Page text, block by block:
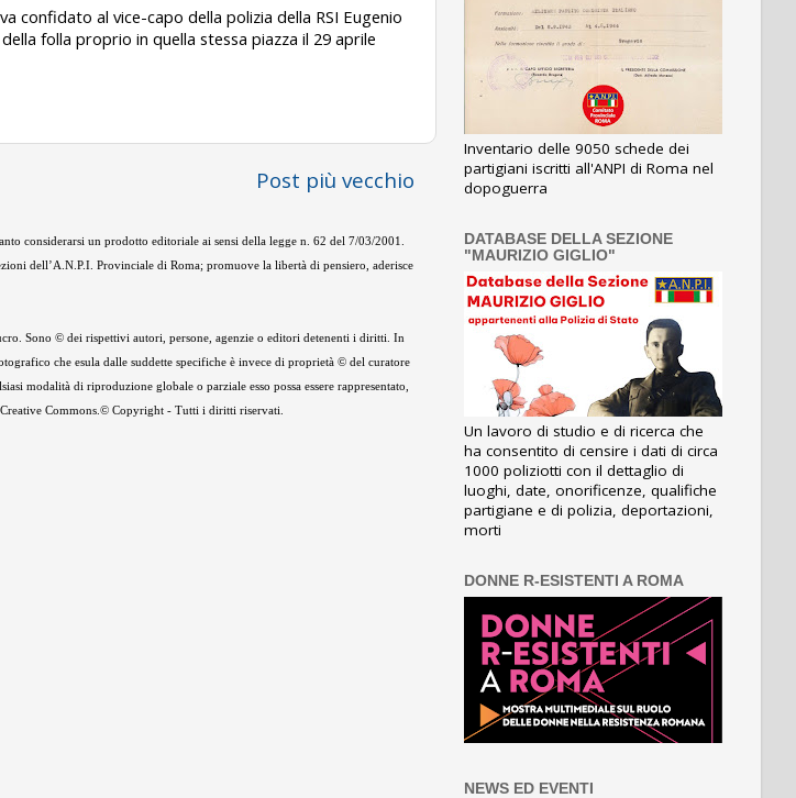
confidato al vice-capo della polizia della RSI Eugenio
folla proprio in quella stessa piazza il 29 aprile
Post più vecchio
considerarsi un prodotto editoriale ai sensi della legge n. 62 del 7/03/2001.
dell’A.N.P.I. Provinciale di Roma; promuove la libertà di pensiero, aderisce
Sono © dei rispettivi autori, persone, agenzie o editori detenenti i diritti. In
che esula dalle suddette specifiche è invece di proprietà © del curatore
modalità di riproduzione globale o parziale esso possa essere rappresentato,
Commons.© Copyright - Tutti i diritti riservati.
Inventario delle 9050 schede dei
partigiani iscritti all'ANPI di Roma nel
dopoguerra
DATABASE DELLA SEZIONE
"MAURIZIO GIGLIO"
Un lavoro di studio e di ricerca che
ha consentito di censire i dati di circa
1000 poliziotti con il dettaglio di
luoghi, date, onorificenze, qualifiche
partigiane e di polizia, deportazioni,
morti
DONNE R-ESISTENTI A ROMA
NEWS ED EVENTI